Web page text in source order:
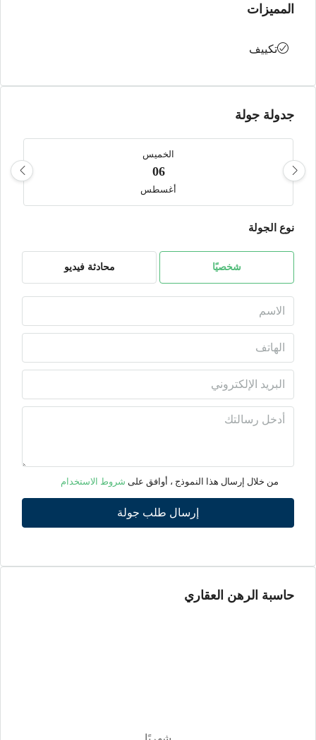
المميزات
تكييف
جدولة جولة
الخميس
06
أغسطس
09
10
أغسطس
الثلاثاء
أغسطس
نوع الجولة
شخصيًا محادثة فيديو
من خلال إرسال هذا النموذج ، أوافق على شروط الاستخدام
إرسال طلب جولة
حاسبة الرهن العقاري